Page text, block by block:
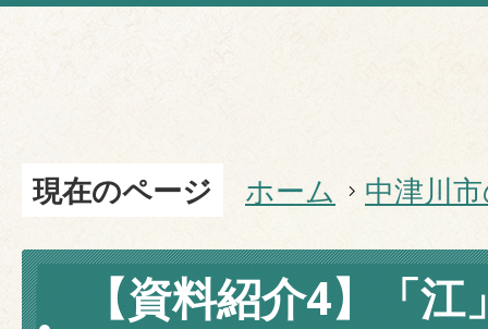
現在のページ ホーム 中津川
【資料紹介4】「